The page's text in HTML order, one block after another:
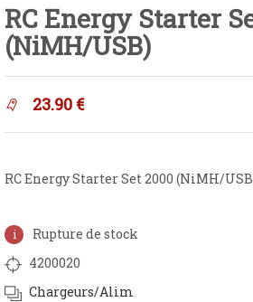
RC Energy Starter
(NiMH/USB)
23.90 €
RC Energy Starter Set 2000 (NiMH/
Rupture de stock
4200020
Chargeurs/Alim